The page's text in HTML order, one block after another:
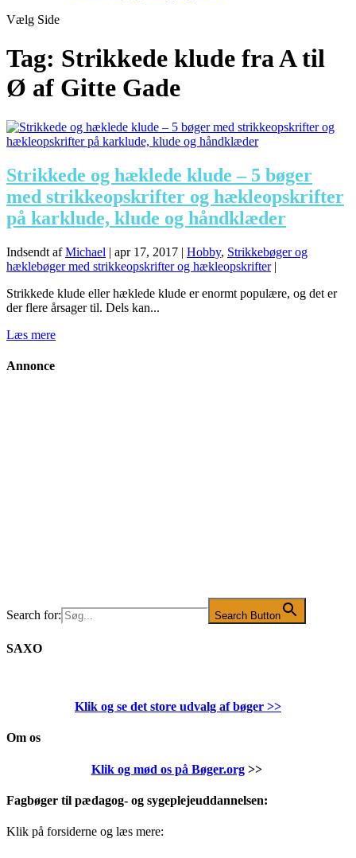
Vælg Side
Tag: Strikkede klude fra A til
Ø af Gitte Gade
Strikkede og hæklede klude – 5 bøger
med strikkeopskrifter og hækleopskrifter
på karklude, klude og håndklæder
Indsendt afMichael | apr 17, 2017 | Hobby, Strikkebøger og
hæklebøger med strikkeopskrifter og hækleopskrifter|
Strikkede klude eller hæklede klude er enormt populære, og det er
der flere årsager til. Dels kan...
Læs mere
Annonce
Search for: Search Button
SAXO
Klik og se det store udvalg af bøger >>
Om os
Klik og mød os på Bøger.org>>
Fagbøger til pædagog- og sygeplejeuddannelsen:
Klik på forsiderne og læs mere: